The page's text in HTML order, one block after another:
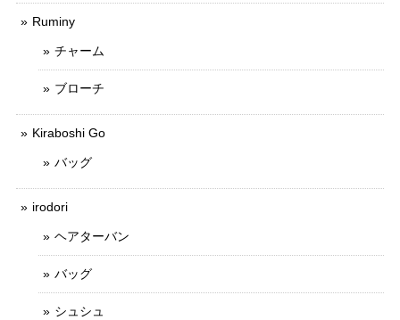
Ruminy
チャーム
ブローチ
Kiraboshi Go
バッグ
irodori
ヘアターバン
バッグ
シュシュ